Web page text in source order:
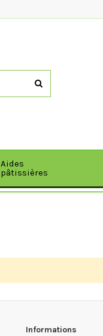
Aides
pâtissières
Informations